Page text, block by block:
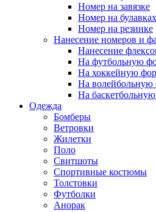
Номер на завязке
Номер на булавках
Номер на резинке
Нанесение номеров и
Нанесение
На футбольную
На хоккейную
На волейбольную
На
Одежда
Бомберы
Ветровки
Жилетки
Поло
Свитшоты
Спортивные костюмы
Толстовки
Футболки
Анорак